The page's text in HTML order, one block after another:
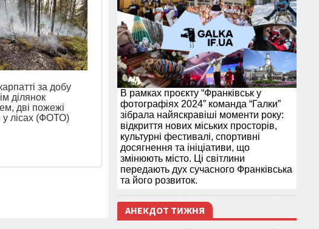
за добу
ділянок
дві пожежі
у лісах (ФОТО)
В рамках проєкту “Франківськ у
фотографіях 2024” команда “Галки”
зібрала найяскравіші моменти року:
відкриття нових міських просторів,
культурні фестивалі, спортивні
досягнення та ініціативи, що
змінюють місто. Ці світлини
передають дух сучасного Франківська
та його розвиток.
АНЕКДОТ ТИЖНЯ